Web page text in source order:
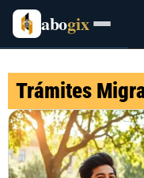
abogix
Trámites